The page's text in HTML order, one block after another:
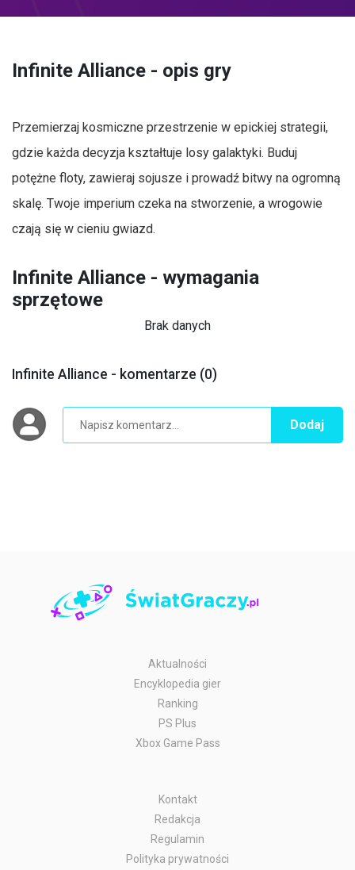
Infinite Alliance - opis gry
Przemierzaj kosmiczne przestrzenie w epickiej strategii,
gdzie każda decyzja kształtuje losy galaktyki. Buduj
potężne floty, zawieraj sojusze i prowadź bitwy na ogromną
skalę. Twoje imperium czeka na stworzenie, a wrogowie
czają się w cieniu gwiazd.
Infinite Alliance - wymagania
sprzętowe
Brak danych
Infinite Alliance - komentarze (0)
Dodaj
Aktualności
Encyklopedia gier
Ranking
PS Plus
Xbox Game Pass
Kontakt
Redakcja
Regulamin
Polityka prywatności